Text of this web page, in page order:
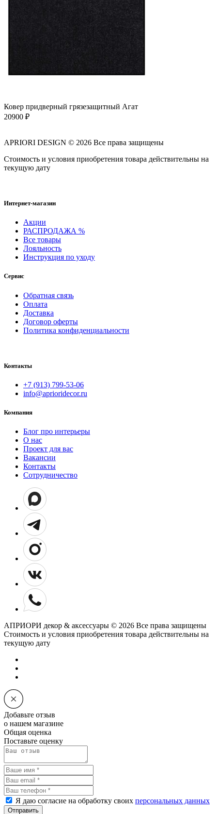
Ковер придверный грязезащитный Агат
20900 ₽
APRIORI DESIGN © 2026 Все права защищены
Cтоимость и условия приобретения товара действительны на
текущую дату
Интернет-магазин
Акции
РАСПРОДАЖА %
Все товары
Лояльность
Инструкция по уходу
Сервис
Обратная связь
Оплата
Доставка
Договор оферты
Политика конфиденциальности
Контакты
+7 (913) 799-53-06
info@aprioridecor.ru
Компания
Блог про интерьеры
О нас
Проект для вас
Вакансии
Контакты
Сотрудничество
АПРИОРИ декор & аксессуары © 2026 Все права защищены
Cтоимость и условия приобретения товара действительны на
текущую дату
Добавьте отзыв
о нашем магазине
Общая оценка
Поставьте оценку
Я даю согласие на обработку своих персональных данных
Отправить